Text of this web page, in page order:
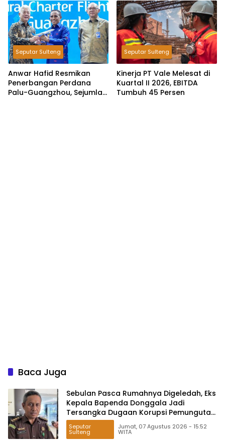
Ekspor dan Pariwisata Penghasil
Seputar Sulteng
Anwar Hafid Resmikan
Penerbangan Perdana
Palu-Guangzhou, Sejumlah
Seputar Sulteng
Kinerja PT Vale Melesat di
Kuartal II 2026, EBITDA
Tumbuh 45 Persen
Baca Juga
Sebulan Pasca Rumahnya Digeledah, Eks
Kepala Bapenda Donggala Jadi
Tersangka Dugaan Korupsi Pemungutan
Pajak Pertambangan
Seputar
Sulteng
Jumat, 07 Agustus 2026 - 15:52
WITA